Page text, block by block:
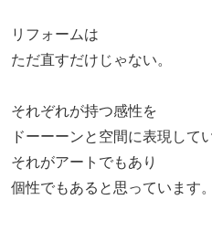
リフォームは
ただ直すだけじゃない。
それぞれが持つ感性を
ドーーーンと空間に表現して
それがアートでもあり
個性でもあると思っています。